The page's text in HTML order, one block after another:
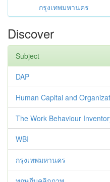
กรุงเทพมหานคร
Discover
Subject
DAP
Human Capital and
The Work Behaviour
WBI
กรุงเทพมหานคร